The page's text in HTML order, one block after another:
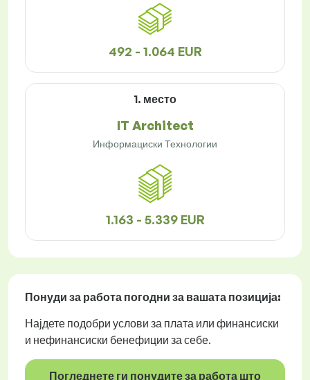
492 - 1.064 EUR
1. место
IT Architect
Информациски Технологии
1.163 - 5.339 EUR
Понуди за работа погодни за вашата позиција:
Најдете подобри услови за плата или финансиски
и нефинансиски бенефиции за себе.
Погледнете ги понудите за работа што